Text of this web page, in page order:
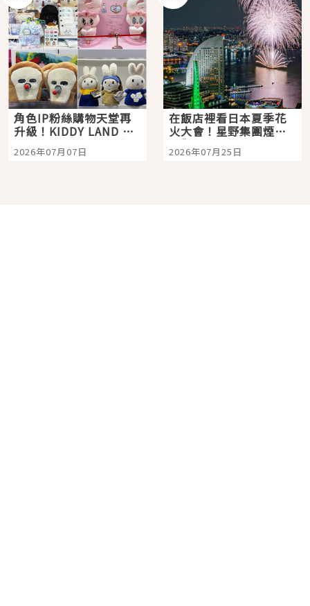
角色IP粉絲購物天堂再
升級！KIDDY LAND 原
宿店吉伊卡哇迎客，新
開幕 OMOKADO 店3分
2026年07月07日
在飯店裡看日本夏季花
火大會！星野集團煙火
景觀飯店6選，讓你不用
人擠人悠閒欣賞
2026年07月25日